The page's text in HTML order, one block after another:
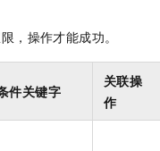
，操作才能成功。
件关键字
关联操
作